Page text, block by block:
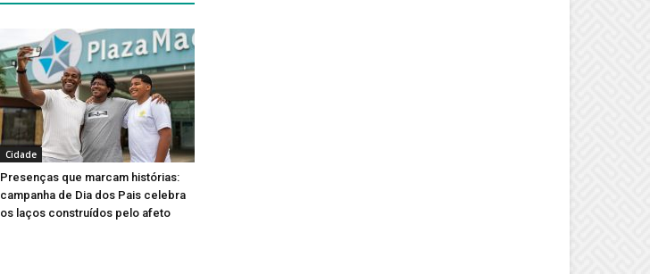
Cidade
Presenças que marcam histórias:
campanha de Dia dos Pais celebra
os laços construídos pelo afeto